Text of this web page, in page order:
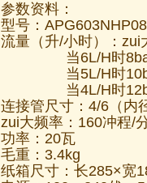
参数资料：
型号：
流量（升/小时）：zui
当6L/H时8bar压
当5L/H时10bar
当4L/H时12bar
连接管尺寸：4/6（内
zui大频率：160冲程/
功率：20瓦
毛重：3.4kg
纸箱尺寸：长285×宽